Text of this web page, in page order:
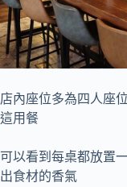
店內座位多為四人座
這用餐
可以看到每桌都放置
出食材的香氣